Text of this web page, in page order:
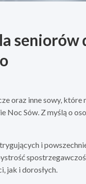
seniorów
oraz inne sowy, które
Noc Sów. Z myślą o
i
jak i dorosłych.